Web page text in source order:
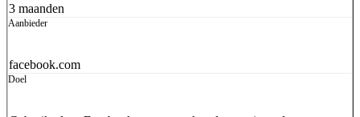
3 maanden
facebook.com